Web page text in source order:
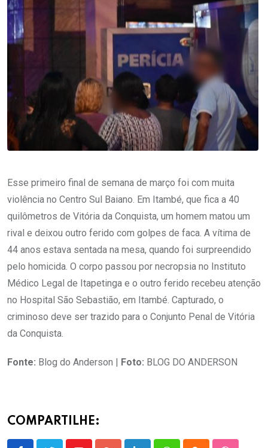
Esse primeiro final de semana de março foi com muita
violência no Centro Sul Baiano. Em Itambé, que fica a 40
quilômetros de Vitória da Conquista, um homem matou um
rival e deixou outro ferido com golpes de faca. A vítima de
44 anos estava sentada na mesa, quando foi surpreendido
pelo homicida. O corpo passou por necropsia no Instituto
Médico Legal de Itapetinga e o outro ferido recebeu atenção
no Hospital São Sebastião, em Itambé. Capturado, o
criminoso deve ser trazido para o Conjunto Penal de Vitória
da Conquista.
Fonte: Blog do Anderson | Foto: BLOG DO ANDERSON
COMPARTILHE: